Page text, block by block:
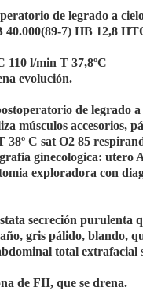
de legrado a
7) HB 12,8
110 l/min T 37,8ºC
evolución.
de legrado
músculos accesorios,
38º C sat O2 85
ginecologica: utero
exploradora con
secreción purulenta
gris pálido, blando,
total extrafacial
de FII, que se drena.